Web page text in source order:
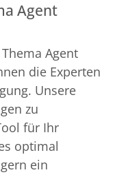
Agent
Agent
die Experten
Unsere
zu
für Ihr
optimal
ein